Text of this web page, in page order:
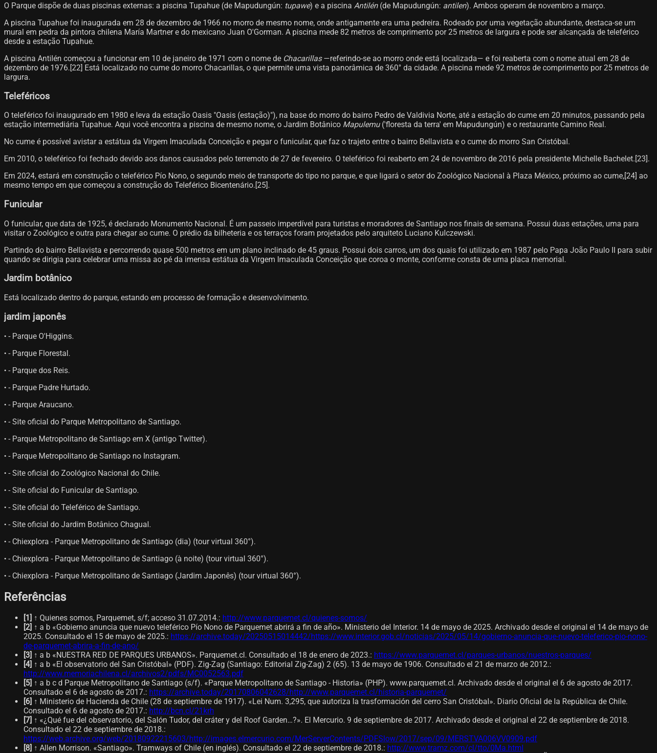
O Parque dispõe de duas piscinas externas: a piscina Tupahue (de Mapudungún: tupawe) e a piscina Antilén(de Mapudungún: antilen). Ambos operam de novembro a março.
A piscina Tupahue foi inaugurada em 28 de dezembro de 1966 no morro de mesmo nome, onde antigamente era uma pedreira. Rodeado por uma vegetação abundante, destaca-se um
mural em pedra da pintora chilena María Martner e do mexicano Juan O'Gorman. A piscina mede 82 metros de comprimento por 25 metros de largura e pode ser alcançada de teleférico
desde a estação Tupahue.
A piscina Antilén começou a funcionar em 10 de janeiro de 1971 com o nome de Chacarillas—referindo-se ao morro onde está localizada— e foi reaberta com o nome atual em 28 de
dezembro de 1976.[22] Está localizado no cume do morro Chacarillas, o que permite uma vista panorâmica de 360° da cidade. A piscina mede 92 metros de comprimento por 25 metros de
largura.
Teleféricos
O teleférico foi inaugurado em 1980 e leva da estação Oasis "Oasis (estação)"), na base do morro do bairro Pedro de Valdivia Norte, até a estação do cume em 20 minutos, passando pela
estação intermediária Tupahue. Aqui você encontra a piscina de mesmo nome, o Jardim Botânico Mapulemu('floresta da terra' em Mapudungún) e o restaurante Camino Real.
No cume é possível avistar a estátua da Virgem Imaculada Conceição e pegar o funicular, que faz o trajeto entre o bairro Bellavista e o cume do morro San Cristóbal.
Em 2010, o teleférico foi fechado devido aos danos causados ​​pelo terremoto de 27 de fevereiro. O teleférico foi reaberto em 24 de novembro de 2016 pela presidente Michelle Bachelet.[23]​.
Em 2024, estará em construção o teleférico Pío Nono, o segundo meio de transporte do tipo no parque, e que ligará o setor do Zoológico Nacional à Plaza México, próximo ao cume,[24]​ ao
mesmo tempo em que começou a construção do Teleférico Bicentenário.[25]​.
Funicular
O funicular, que data de 1925, é declarado Monumento Nacional. É um passeio imperdível para turistas e moradores de Santiago nos finais de semana. Possui duas estações, uma para
visitar o Zoológico e outra para chegar ao cume. O prédio da bilheteria e os terraços foram projetados pelo arquiteto Luciano Kulczewski.
Partindo do bairro Bellavista e percorrendo quase 500 metros em um plano inclinado de 45 graus. Possui dois carros, um dos quais foi utilizado em 1987 pelo Papa João Paulo II para subir
quando se dirigia para celebrar uma missa ao pé da imensa estátua da Virgem Imaculada Conceição que coroa o monte, conforme consta de uma placa memorial.
Jardim botânico
Está localizado dentro do parque, estando em processo de formação e desenvolvimento.
jardim japonês
• - Parque O'Higgins.
• - Parque Florestal.
• - Parque dos Reis.
• - Parque Padre Hurtado.
• - Parque Araucano.
• - Site oficial do Parque Metropolitano de Santiago.
• - Parque Metropolitano de Santiago em X (antigo Twitter).
• - Parque Metropolitano de Santiago no Instagram.
• - Site oficial do Zoológico Nacional do Chile.
• - Site oficial do Funicular de Santiago.
• - Site oficial do Teleférico de Santiago.
• - Site oficial do Jardim Botânico Chagual.
• - Chiexplora - Parque Metropolitano de Santiago (dia) (tour virtual 360°).
• - Chiexplora - Parque Metropolitano de Santiago (à noite) (tour virtual 360°).
• - Chiexplora - Parque Metropolitano de Santiago (Jardim Japonês) (tour virtual 360°).
Referências
[1 ] ↑ Quienes somos, Parquemet, s/f; acceso 31.07.2014.: http://www.parquemet.cl/quienes-somos/
[2] ↑ a b «Gobierno anuncia que nuevo teleférico Pío Nono de Parquemet abrirá a fin de año». Ministerio del Interior. 14 de mayo de 2025. Archivado desde el original el 14 de mayo de
2025. Consultado el 15 de mayo de 2025.: https://archive.today/20250515014442/https://www.interior.gob.cl/noticias/2025/05/14/gobierno-anuncia-que-nuevo-teleferico-pio-nono-
de-parquemet-abrira-a-fin-de-ano/
[3] ↑ a b «NUESTRA RED DE PARQUES URBANOS». Parquemet.cl. Consultado el 18 de enero de 2023.: https://www.parquemet.cl/parques-urbanos/nuestros-parques/
[4] ↑ a b «El observatorio del San Cristóbal» (PDF). Zig-Zag (Santiago: Editorial Zig-Zag) 2 (65). 13 de mayo de 1906. Consultado el 21 de marzo de 2012.:
http://www.memoriachilena.cl/archivos2/pdfs/MC0052563.pdf
[5] ↑ a b c d Parque Metropolitano de Santiago (s/f). «Parque Metropolitano de Santiago - Historia» (PHP). www.parquemet.cl. Archivado desde el original el 6 de agosto de 2017.
Consultado el 6 de agosto de 2017.: https://archive.today/20170806042628/http://www.parquemet.cl/historia-parquemet/
[6] ↑ Ministerio de Hacienda de Chile (28 de septiembre de 1917). «Lei Num. 3,295, que autoriza la trasformación del cerro San Cristóbal». Diario Oficial de la República de Chile.
Consultado el 6 de agosto de 2017.: http://bcn.cl/21krh
[7] ↑ «¿Qué fue del observatorio, del Salón Tudor, del cráter y del Roof Garden…?». El Mercurio. 9 de septiembre de 2017. Archivado desde el original el 22 de septiembre de 2018.
Consultado el 22 de septiembre de 2018.:
https://web.archive.org/web/20180922215603/http://images.elmercurio.com/MerServerContents/PDFSlow/2017/sep/09/MERSTVA006VV0909.pdf
[8] ↑ Allen Morrison. «Santiago». Tramways of Chile (en inglés). Consultado el 22 de septiembre de 2018.: http://www.tramz.com/cl/tto/0Ma.html